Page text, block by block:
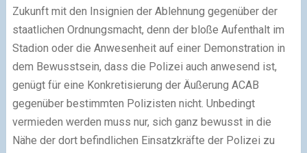
Zukunft mit den Insignien der Ablehnung gegenüber der
staatlichen Ordnungsmacht, denn der bloße Aufenthalt im
Stadion oder die Anwesenheit auf einer Demonstration in
dem Bewusstsein, dass die Polizei auch anwesend ist,
genügt für eine Konkretisierung der Äußerung ACAB
gegenüber bestimmten Polizisten nicht. Unbedingt
vermieden werden muss nur, sich ganz bewusst in die
Nähe der dort befindlichen Einsatzkräfte der Polizei zu